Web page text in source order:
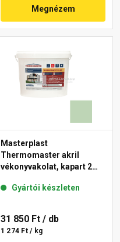
Megnézem
Masterplast
Thermomaster akril
vékonyvakolat, kapart 2
Gyártói készleten
31 850 Ft / db
1 274 Ft / kg